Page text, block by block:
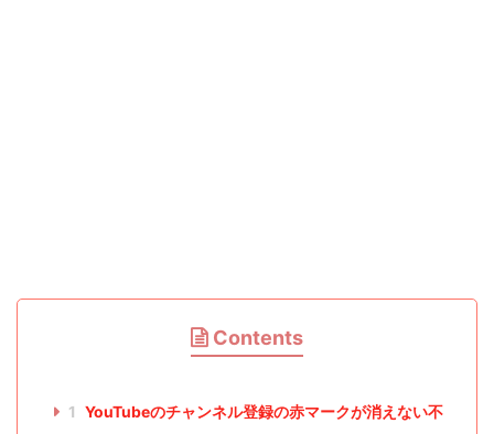
Contents
1 YouTubeのチャンネル登録の赤マークが消えない不